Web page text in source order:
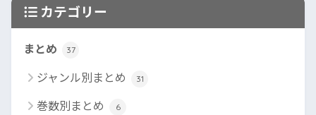
カテゴリー
まとめ 37
ジャンル別まとめ 31
巻数別まとめ 6